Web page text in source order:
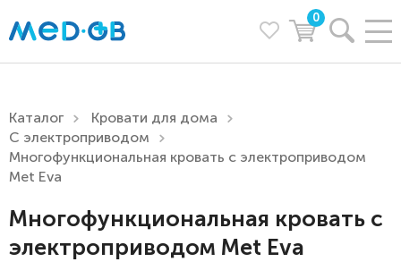
0
Каталог
Кровати для дома
С электроприводом
Многофункциональная кровать с электроприводом
Met Eva
Многофункциональная кровать с
электроприводом Met Eva